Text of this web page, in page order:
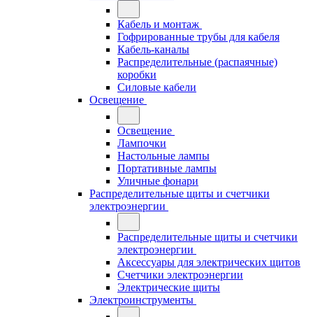
Кабель и монтаж
Гофрированные трубы для кабеля
Кабель-каналы
Распределительные (распаячные)
коробки
Силовые кабели
Освещение
Освещение
Лампочки
Настольные лампы
Портативные лампы
Уличные фонари
Распределительные щиты и счетчики
электроэнергии
Распределительные щиты и счетчики
электроэнергии
Аксессуары для электрических щитов
Счетчики электроэнергии
Электрические щиты
Электроинструменты